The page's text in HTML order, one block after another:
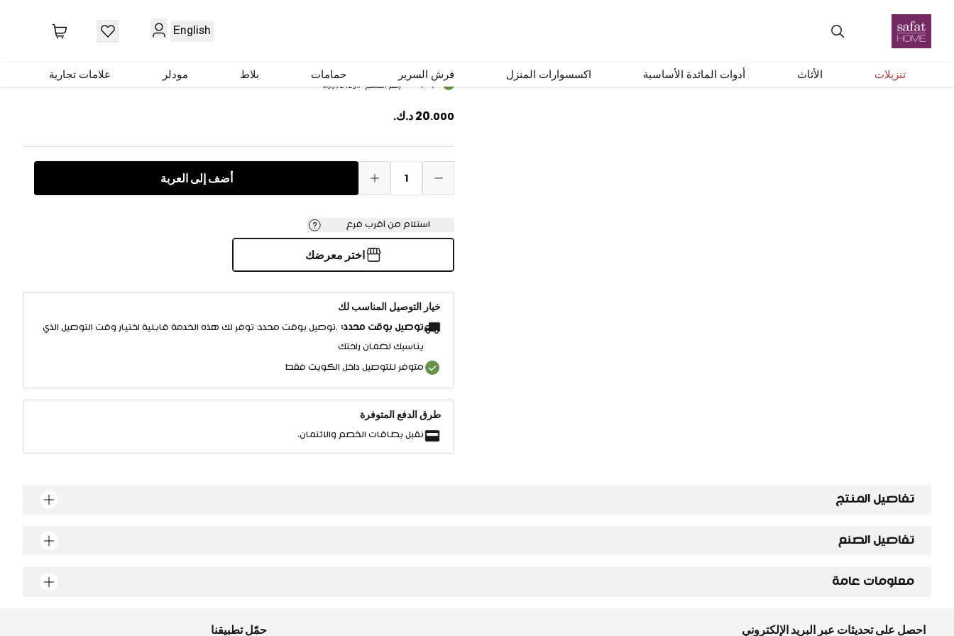
English
تنزيلات الأثاث أدوات المائدة الأساسية اكسسوارات المنزل فرش السرير حمامات بلاط مودلر علامات تجارية
رقم المنتج #
60092423
20.000 د.ك.
1 أضف إلى العربة
استلام من أقرب فرع
اختر معرضك
خيار التوصيل المناسب لك
توصيل بوقت محدد: .توصيل بوقت محدد: توفر لك هذه الخدمة قابلية اختيار وقت التوصيل الذي
يناسبك لضمان راحتك
متوفر للتوصيل داخل الكويت فقط
طرق الدفع المتوفرة
نقبل بطاقات الخصم والائتمان.
تفاصيل المنتج
تفاصيل الصنع
معلومات عامة
احصل على تحديثات عبر البريد الإلكتروني حمّل تطبيقنا